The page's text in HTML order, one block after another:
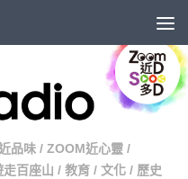
品味 / ZOOM近心靈 /
百座山 / 教育 / 文化 / 歷史